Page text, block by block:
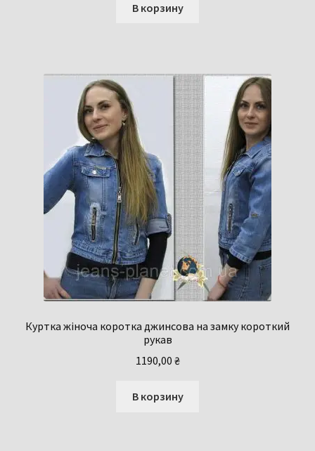
В корзину
Куртка жіноча коротка джинсова на замку короткий
рукав
1190,00 ₴
В корзину